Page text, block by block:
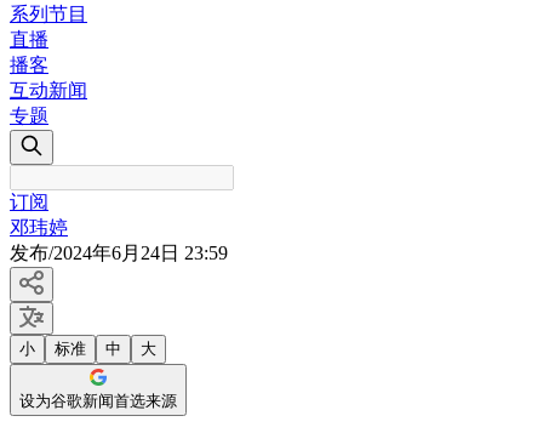
系列节目
直播
播客
互动新闻
专题
订阅
邓玮婷
发布/2024年6月24日 23:59
小 标准 中 大
设为谷歌新闻首选来源